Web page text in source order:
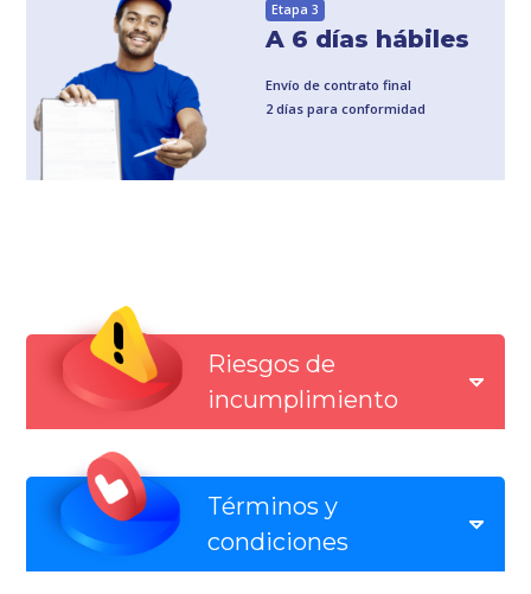
Etapa 3
A 6 días hábiles
Envío de contrato final
2 días para conformidad
Riesgos de
incumplimiento
Términos y
condiciones